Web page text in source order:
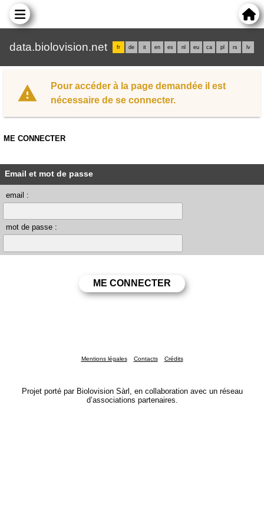
data.biolovision.net fr de it en es nl eu ca pl rs lv
Pour accéder à la page demandée il est
nécessaire de se connecter.
ME CONNECTER
Email et mot de passe
email :
mot de passe :
Mentions légales Contacts Crédits
Projet porté par Biolovision Sàrl, en collaboration avec un réseau
d’associations partenaires.